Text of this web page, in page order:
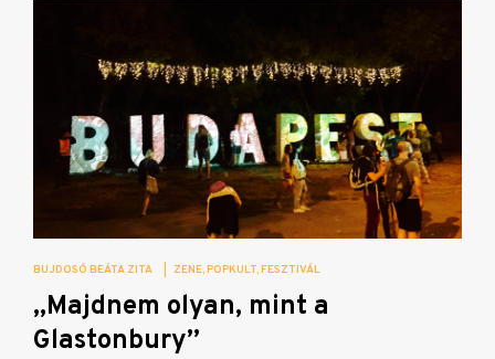
BUJDOSÓ BEÁTA ZITA ZENE POPKULT FESZTIVÁL
„Majdnem olyan, mint a
Glastonbury”